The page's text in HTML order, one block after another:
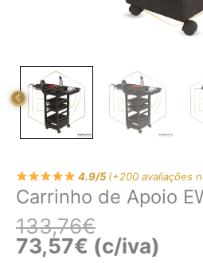
4.9/5(+200 avaliações
Carrinho de Apoio
133,76€
73,57€ (c/iva)